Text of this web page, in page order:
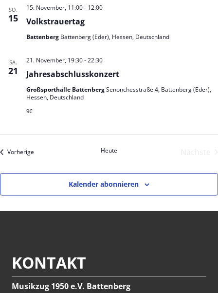
SO.
15 Volkstrauertag
15. November, 11:00- 12:00
Battenberg Battenberg (Eder), Hessen, Deutschland
SA.
21 Jahresabschlusskonzert
21. November, 19:30-22:30
Großsporthalle BattenbergSenonchesstraße 4, Battenberg (Eder),
Hessen, Deutschland
9€
Vorherige Heute
Kalender abonnieren
KONTAKT
Musikzug 1950 e.V. Battenberg